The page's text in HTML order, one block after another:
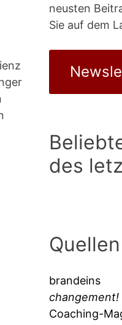
neusten
Sie auf dem
des
Quellen
brandeins
changement!
Coaching-